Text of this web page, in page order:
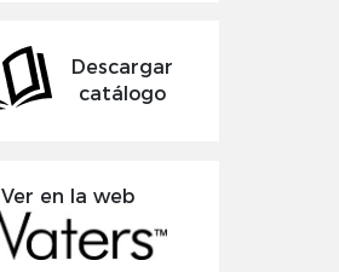
Descargar
catálogo
Ver en la web